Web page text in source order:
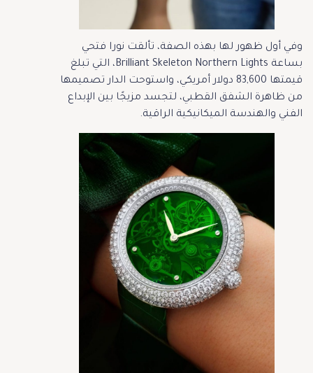
وفي أول ظهور لها بهذه الصفة، تألقت نورا فتحي
بساعة Brilliant Skeleton Northern Lights، التي تبلغ
قيمتها 83,600 دولار أمريكي، واستوحت الدار تصميمها
من ظاهرة الشفق القطبي، لتجسد مزيجًا بين الإبداع
الفني والهندسة الميكانيكية الراقية.